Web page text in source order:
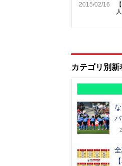
2015/02/16
カテゴリ別新